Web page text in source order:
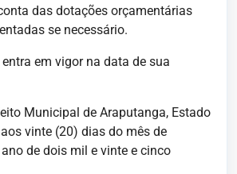
das dotações orçamentárias
se necessário.
entra em vigor na data de sua
Municipal de Araputanga, Estado
vinte (20) dias do mês de
de dois mil e vinte e cinco